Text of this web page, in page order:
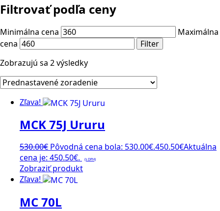
Filtrovať podľa ceny
Minimálna cena
Maximálna
cena
Filter
Zobrazujú sa 2 výsledky
Zľava!
MCK 75J Ururu
530.00€ Pôvodná cena bola: 530.00€.450.50€Aktuálna
cena je: 450.50€.
(s DPH)
Zobraziť produkt
Zľava!
MC 70L